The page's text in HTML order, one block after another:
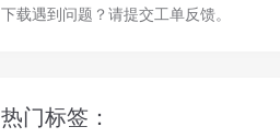
下载遇到问题？请提交工单反馈。
热门标签：